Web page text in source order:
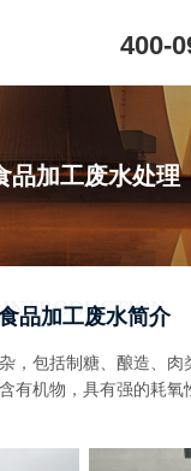
400-
品加工废水处理
INTRODUCTION
品加工废水简介
，包括制糖、酿造、肉
有机物，具有强的耗氧